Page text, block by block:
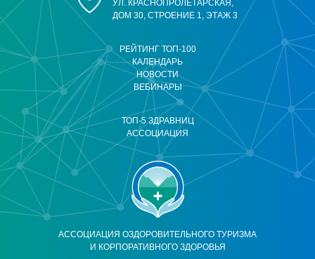
АССОЦИАЦИЯ ОЗДОРОВИТЕЛЬНОГО ТУРИЗМА
И КОРПОРАТИВНОГО ЗДОРОВЬЯ
РЕЙТИНГ ТОП-100
КАЛЕНДАРЬ
НОВОСТИ
ВЕБИНАРЫ
ТОП-5 ЗДРАВНИЦ
АССОЦИАЦИЯ
УЛ. КРАСНОПРОЛЕТАРСКАЯ,
ДОМ 30, СТРОЕНИЕ 1, ЭТАЖ 3